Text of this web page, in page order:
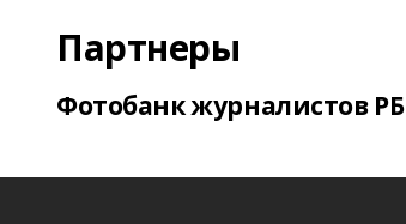
Партнеры
Фотобанк журналистов РБ